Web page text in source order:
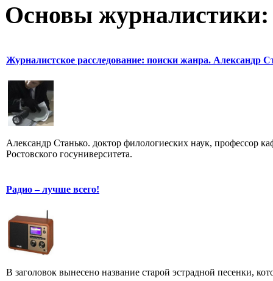
Основы журналистики:
Журналистское расследование: поиски жанра. Александр
Александр Станько. доктор филологиеских наук, профессор
Ростовского госуниверситета.
Радио – лучше всего!
В заголовок вынесено название старой эстрадной песенки,